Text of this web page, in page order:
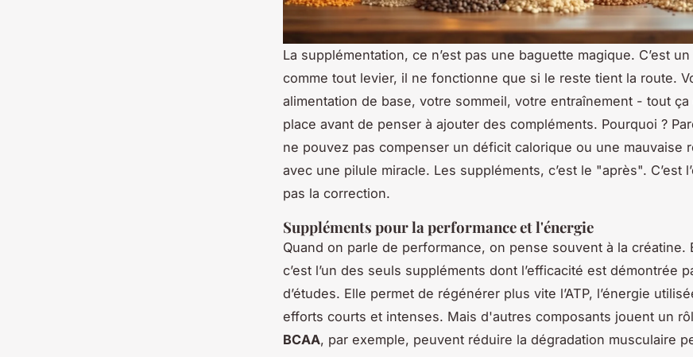
La supplémentation, ce n’est pas une baguette magique. C’est
comme tout levier, il ne fonctionne que si le reste tient la route.
alimentation de base, votre sommeil, votre entraînement - tout
place avant de penser à ajouter des compléments. Pourquoi ?
ne pouvez pas compenser un déficit calorique ou une mauvaise
avec une pilule miracle. Les suppléments, c’est le "après". C’est
pas la correction.
Suppléments pour la performance et l'énergie
Quand on parle de performance, on pense souvent à la créatine.
c’est l’un des seuls suppléments dont l’efficacité est démontrée
d’études. Elle permet de régénérer plus vite l’ATP, l’énergie
efforts courts et intenses. Mais d'autres composants jouent un
BCAA, par exemple, peuvent réduire la dégradation musculaire